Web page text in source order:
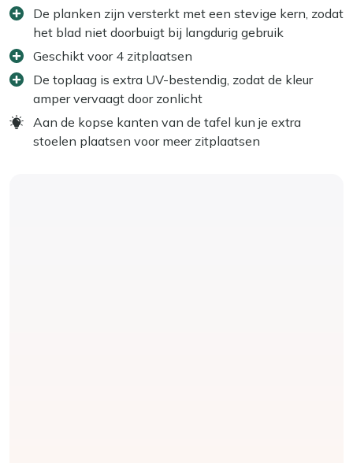
De planken zijn versterkt met een stevige kern, zodat
het blad niet doorbuigt bij langdurig gebruik
Geschikt voor 4 zitplaatsen
De toplaag is extra UV-bestendig, zodat de kleur
amper vervaagt door zonlicht
Aan de kopse kanten van de tafel kun je extra
stoelen plaatsen voor meer zitplaatsen